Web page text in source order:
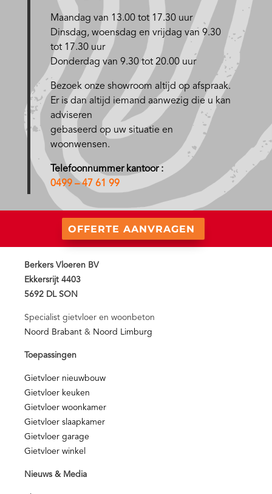
Maandag van 13.00 tot 17.30 uur
Dinsdag, woensdag en vrijdag van 9.30
tot 17.30 uur
Donderdag van 9.30 tot 20.00 uur
Bezoek onze showroom altijd op afspraak.
Er is dan altijd iemand aanwezig die u kan
adviseren
gebaseerd op uw situatie en
woonwensen.
Telefoonnummer kantoor :
0499 – 47 61 99
OFFERTE AANVRAGEN
Berkers Vloeren BV
Ekkersrijt 4403
5692 DL SON
Specialist gietvloer en woonbeton
Noord Brabant & Noord Limburg
Toepassingen
Gietvloer nieuwbouw
Gietvloer keuken
Gietvloer woonkamer
Gietvloer slaapkamer
Gietvloer garage
Gietvloer winkel
Nieuws & Media